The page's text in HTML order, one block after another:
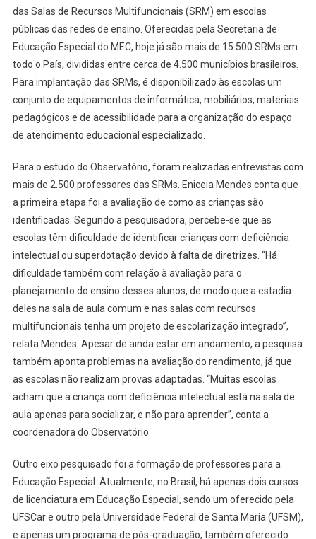
das Salas de Recursos Multifuncionais (SRM) em escolas
públicas das redes de ensino. Oferecidas pela Secretaria de
Educação Especial do MEC, hoje já são mais de 15.500 SRMs em
todo o País, divididas entre cerca de 4.500 municípios brasileiros.
Para implantação das SRMs, é disponibilizado às escolas um
conjunto de equipamentos de informática, mobiliários, materiais
pedagógicos e de acessibilidade para a organização do espaço
de atendimento educacional especializado.
Para o estudo do Observatório, foram realizadas entrevistas com
mais de 2.500 professores das SRMs. Eniceia Mendes conta que
a primeira etapa foi a avaliação de como as crianças são
identificadas. Segundo a pesquisadora, percebe-se que as
escolas têm dificuldade de identificar crianças com deficiência
intelectual ou superdotação devido à falta de diretrizes. “Há
dificuldade também com relação à avaliação para o
planejamento do ensino desses alunos, de modo que a estadia
deles na sala de aula comum e nas salas com recursos
multifuncionais tenha um projeto de escolarização integrado”,
relata Mendes. Apesar de ainda estar em andamento, a pesquisa
também aponta problemas na avaliação do rendimento, já que
as escolas não realizam provas adaptadas. “Muitas escolas
acham que a criança com deficiência intelectual está na sala de
aula apenas para socializar, e não para aprender”, conta a
coordenadora do Observatório.
Outro eixo pesquisado foi a formação de professores para a
Educação Especial. Atualmente, no Brasil, há apenas dois cursos
de licenciatura em Educação Especial, sendo um oferecido pela
UFSCar e outro pela Universidade Federal de Santa Maria (UFSM),
e apenas um programa de pós-graduação, também oferecido